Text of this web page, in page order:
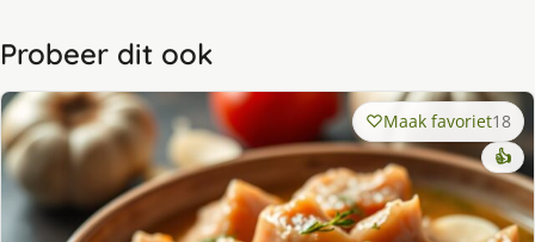
Probeer dit ook
Maak favoriet18
👍